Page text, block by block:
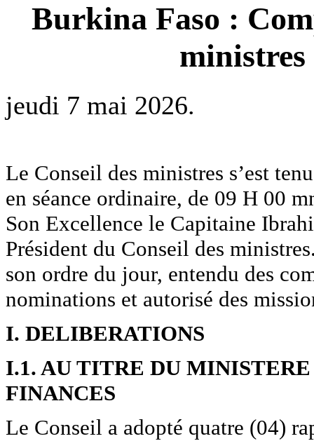
Burkina Faso :
ministres
jeudi 7 mai 2026.
Le Conseil des ministres s’est
en séance ordinaire, de 09 H 00
Son Excellence le Capitaine
Président du Conseil des
son ordre du jour, entendu des
nominations et autorisé des
I. DELIBERATIONS
I.1. AU TITRE DU
FINANCES
Le Conseil a adopté quatre (04)